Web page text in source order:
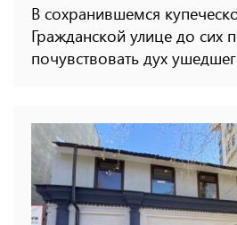
В сохранившемся
Гражданской улице до сих
почувствовать дух